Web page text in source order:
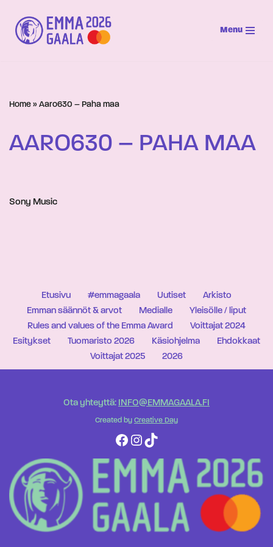
Siirry
suoraan
Menu
Home » Aaro630 – Paha maa
AARO630 – PAHA MAA
Sony Music
Etusivu #emmagaala Uutiset
Arkisto
Emman säännöt & arvot
Medialle
Yleisölle / liput
Rules and values of the Emma Award
Voittajat 2024
Esitykset
Tuomaristo 2026 Käsiohjelma
Ehdokkaat
Voittajat 2025
2026
Ota yhteyttä: INFO@EMMAGAALA.FI
Created by Creative Day